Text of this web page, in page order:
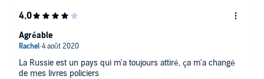
La Russie est un pays qui m'a toujours attiré, ça m'a changé
de mes livres policiers
Agréable